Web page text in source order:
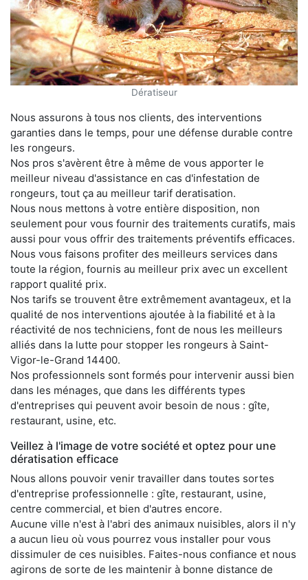
Dératiseur
Nous assurons à tous nos clients, des interventions
garanties dans le temps, pour une défense durable contre
les rongeurs.
Nos pros s'avèrent être à même de vous apporter le
meilleur niveau d'assistance en cas d'infestation de
rongeurs, tout ça au meilleur tarif deratisation.
Nous nous mettons à votre entière disposition, non
seulement pour vous fournir des traitements curatifs, mais
aussi pour vous offrir des traitements préventifs efficaces.
Nous vous faisons profiter des meilleurs services dans
toute la région, fournis au meilleur prix avec un excellent
rapport qualité prix.
Nos tarifs se trouvent être extrêmement avantageux, et la
qualité de nos interventions ajoutée à la fiabilité et à la
réactivité de nos techniciens, font de nous les meilleurs
alliés dans la lutte pour stopper les rongeurs à Saint-
Vigor-le-Grand 14400.
Nos professionnels sont formés pour intervenir aussi bien
dans les ménages, que dans les différents types
d'entreprises qui peuvent avoir besoin de nous : gîte,
restaurant, usine, etc.
Veillez à l'image de votre société et optez pour une
dératisation efficace
Nous allons pouvoir venir travailler dans toutes sortes
d'entreprise professionnelle : gîte, restaurant, usine,
centre commercial, et bien d'autres encore.
Aucune ville n'est à l'abri des animaux nuisibles, alors il n'y
a aucun lieu où vous pourrez vous installer pour vous
dissimuler de ces nuisibles. Faites-nous confiance et nous
agirons de sorte de les maintenir à bonne distance de